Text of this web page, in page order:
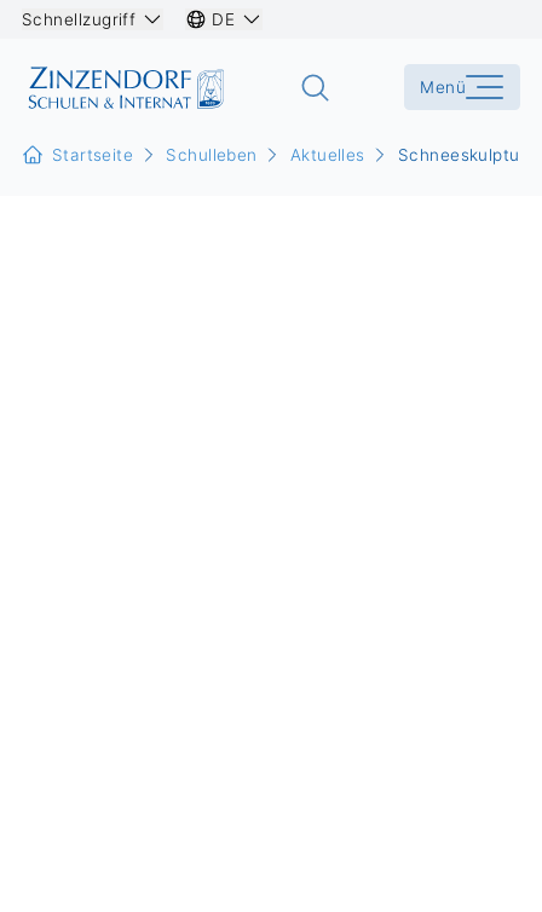
Schnellzugriff DE
Menü
Startseite Schulleben Aktuelles